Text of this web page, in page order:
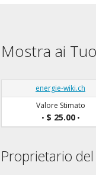
Mostra ai
energie-wiki.ch
Valore Stimato
• $ 25.00•
Proprietario del